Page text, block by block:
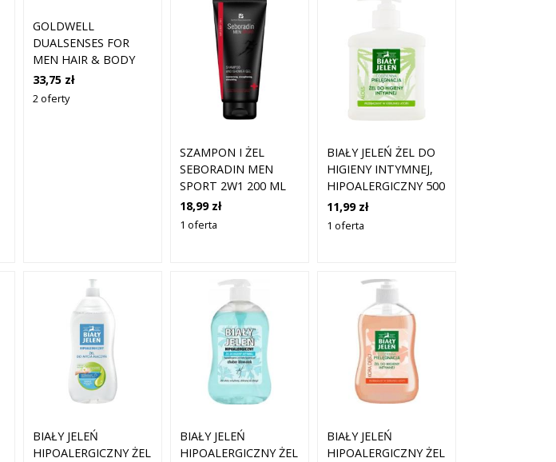
GOLDWELL
DUALSENSES FOR
MEN HAIR & BODY
SHAMPOO SZAMPON
I ŻEL POD PRYSZNIC
2W1 300 ML
33,75 zł
2 oferty
SZAMPON I ŻEL
SEBORADIN MEN
SPORT 2W1 200 ML
18,99 zł
1 oferta
BIAŁY JELEŃ ŻEL DO
HIGIENY INTYMNEJ,
HIPOALERGICZNY 500
ML
11,99 zł
1 oferta
BIAŁY JELEŃ
HIPOALERGICZNY ŻEL
BIAŁY JELEŃ
HIPOALERGICZNY ŻEL
BIAŁY JELEŃ
HIPOALERGICZNY ŻEL